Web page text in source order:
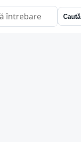
întrebări Caută